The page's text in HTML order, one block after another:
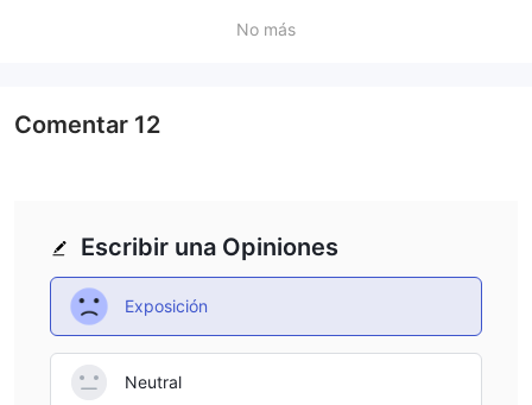
No más
Escribir una Opiniones
Exposición
Neutral
Comentar 12